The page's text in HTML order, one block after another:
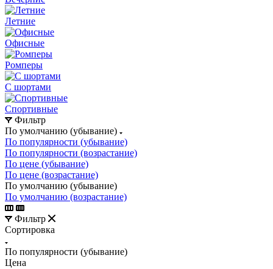
Летние
Офисные
Ромперы
С шортами
Спортивные
Фильтр
По умолчанию (убывание)
По популярности (убывание)
По популярности (возрастание)
По цене (убывание)
По цене (возрастание)
По умолчанию (убывание)
По умолчанию (возрастание)
Фильтр
Сортировка
По популярности (убывание)
Цена